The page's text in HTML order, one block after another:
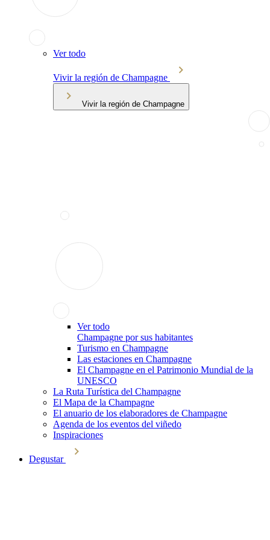
Ver todo
Vivir la región de Champagne
Vivir la región de Champagne
Ver todo
Champagne por sus habitantes
Turismo en Champagne
Las estaciones en Champagne
El Champagne en el Patrimonio Mundial de la
UNESCO
La Ruta Turística del Champagne
El Mapa de la Champagne
El anuario de los elaboradores de Champagne
Agenda de los eventos del viñedo
Inspiraciones
Degustar